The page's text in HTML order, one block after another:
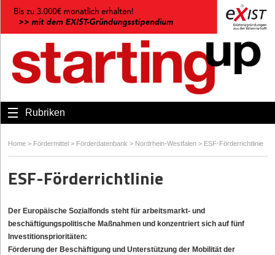
Rubriken
Home > Fördermittel > Förderdatenbank > Nordrhein-Westfalen > ESF-Förderrichtlinie
ESF-Förderrichtlinie
Der Europäische Sozialfonds steht für arbeitsmarkt- und
beschäftigungspolitische Maßnahmen und konzentriert sich auf fünf
Investitionsprioritäten:
Förderung der Beschäftigung und Unterstützung der Mobilität der